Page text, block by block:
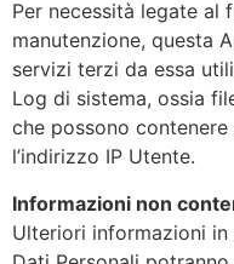
Per necessità legate al
manutenzione, questa
servizi terzi da essa
Log di sistema, ossia
che possono
l’indirizzo IP Utente.
Informazioni non
Ulteriori informazioni